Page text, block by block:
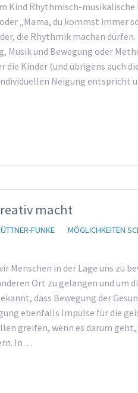
Kind Rhythmisch-
„Mama, du kommst immer
die Rhythmik machen
Musik und Bewegung oder
die Kinder (und übrigens auch
Neigung entspricht
macht
FUNKE MÖGLICHKEITEN
Menschen in der Lage uns zu
Ort zu gelangen und um
dass Bewegung der
ebenfalls Impulse für die
greifen, wenn es darum
In…